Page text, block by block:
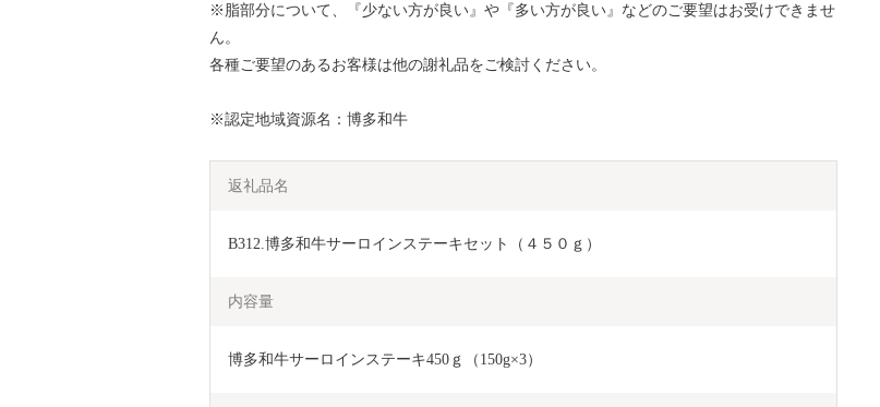
※脂部分について、『少ない方が良い』や『多い方が良い』などのご要望はお受けできませ
ん。
各種ご要望のあるお客様は他の謝礼品をご検討ください。
※認定地域資源名：博多和牛
返礼品名
B312.博多和牛サーロインステーキセット（４５０ｇ）
内容量
博多和牛サーロインステーキ450ｇ（150g×3）